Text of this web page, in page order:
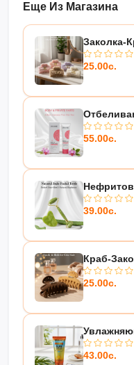
Еще Из Магазина
Заколка-
25.00с.
55.00с.
39.00с.
Краб-
25.00с.
43.00с.